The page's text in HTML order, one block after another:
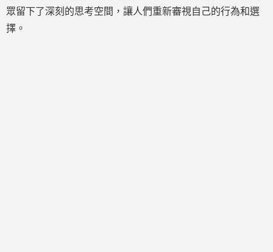
眾留下了深刻的思考空間，讓人們重新審視自己的行為和選
擇。